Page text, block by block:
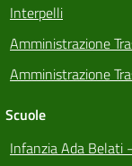
Interpelli
Amministrazione
Amministrazione
Scuole
Infanzia Ada Belati